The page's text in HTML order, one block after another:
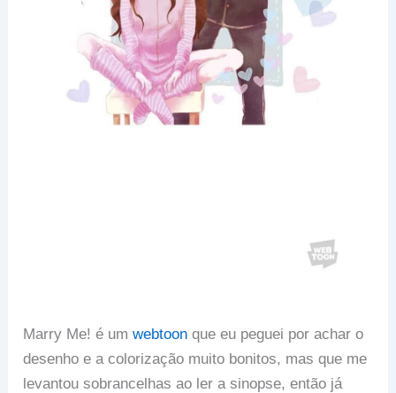
Marry Me! é umwebtoon que eu peguei por achar o
desenho e a colorização muito bonitos, mas que me
levantou sobrancelhas ao ler a sinopse, então já